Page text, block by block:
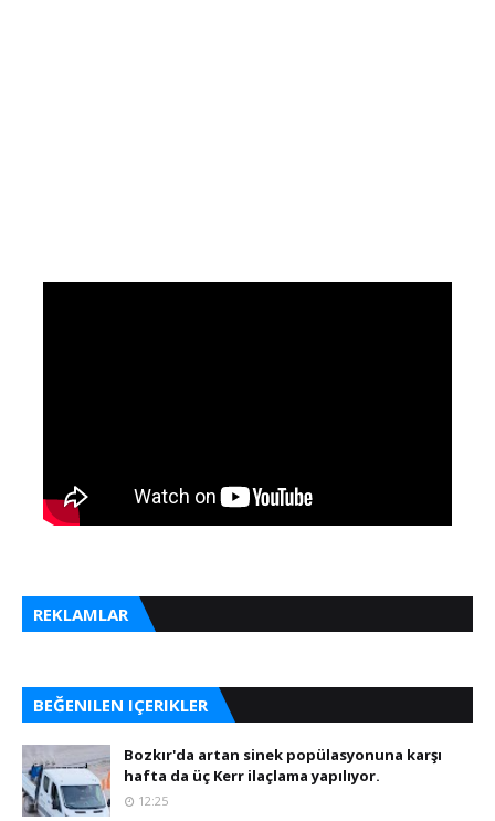
REKLAMLAR
BEĞENILEN IÇERIKLER
Bozkır'da artan sinek popülasyonuna karşı
hafta da üç Kerr ilaçlama yapılıyor.
12:25